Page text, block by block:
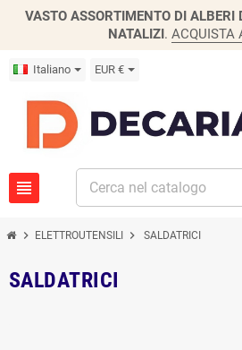
VASTO ASSORTIMENTO DI ALBERI
NATALIZI. ACQUISTA
Italiano EUR €
view_headline
chevron_right ELETTROUTENSILI chevron_right SALDATRICI
SALDATRICI